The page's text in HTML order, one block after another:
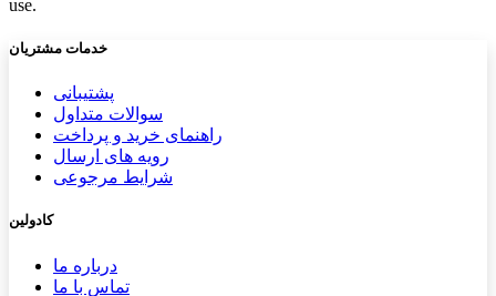
use.
خدمات مشتریان
پشتیب​​انی
سوالات متداول
راهنمای خرید و پرداخت
رویه های ارسال
شرایط مرجوعی
کادولین
درباره ما
تماس با ما